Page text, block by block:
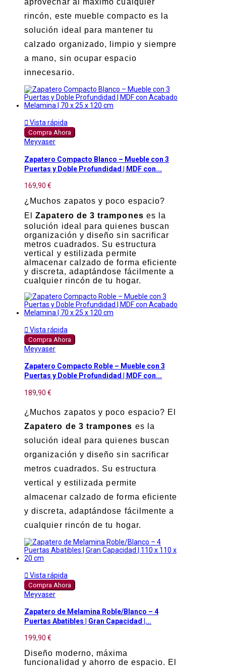
aprovechar al máximo cualquier
rincón, este mueble compacto es la
solución ideal para mantener tu
calzado organizado, limpio y siempre
a mano, sin ocupar espacio
innecesario.
 Vista rápida
Compra Ahora
Meyvaser
Zapatero Compacto Blanco – Mueble con 3
Puertas y Doble Profundidad | MDF con...
169,90 €
¿Muchos zapatos y poco espacio?
ElZapatero de 3 trampones es la
solución ideal para quienes buscan
organización y diseño sin sacrificar
metros cuadrados. Su estructura
vertical y estilizada permite
almacenar calzado de forma eficiente
y discreta, adaptándose fácilmente a
cualquier rincón de tu hogar.
 Vista rápida
Compra Ahora
Meyvaser
Zapatero Compacto Roble – Mueble con 3
Puertas y Doble Profundidad | MDF con...
189,90 €
¿Muchos zapatos y poco espacio? El
Zapatero de 3 trampones es la
solución ideal para quienes buscan
organización y diseño sin sacrificar
metros cuadrados. Su estructura
vertical y estilizada permite
almacenar calzado de forma eficiente
y discreta, adaptándose fácilmente a
cualquier rincón de tu hogar.
 Vista rápida
Compra Ahora
Meyvaser
Zapatero de Melamina Roble/Blanco – 4
Puertas Abatibles | Gran Capacidad |...
199,90 €
Diseño moderno, máxima
funcionalidad y ahorro de espacio. El